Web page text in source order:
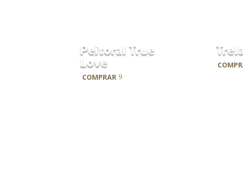
Peitoral True
Love
COMPRAR